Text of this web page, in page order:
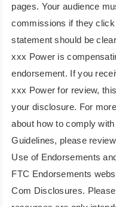
pages. Your audience
commissions if they
statement should be
xxx Power is
endorsement. If you
xxx Power for review,
your disclosure. For
about how to comply
Guidelines, please
Use of Endorsements
FTC Endorsements
Com Disclosures.